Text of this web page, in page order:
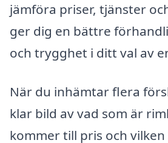
jämföra priser, tjänster
ger dig en bättre
och trygghet i ditt val av
När du inhämtar flera
klar bild av vad som är
kommer till pris och